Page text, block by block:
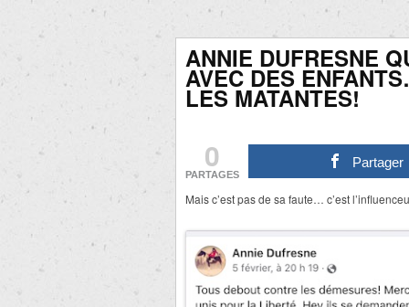
ANNIE DUFRESNE
AVEC DES
LES MATANTES!
0
PARTAGES
Partager
Mais c’est pas de sa faute… c’est